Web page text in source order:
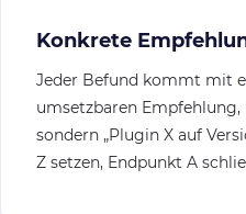
Konkrete
Jeder Befund kommt mit
umsetzbaren Empfehlung,
sondern „Plugin X auf
Z setzen, Endpunkt A